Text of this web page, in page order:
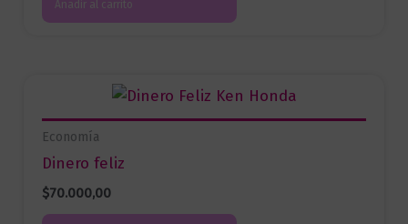
Añadir al carrito
Economía
Dinero feliz
$70.000,00